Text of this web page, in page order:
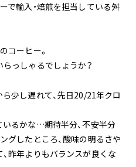
で輸入・焙煎を担当している舛
コーヒー。
っしゃるでしょうか？
少し遅れて、先日20/21年クロ
るかな…期待半分、不安半分
グしたところ、酸味の明るさや
昨年よりもバランスが良くな